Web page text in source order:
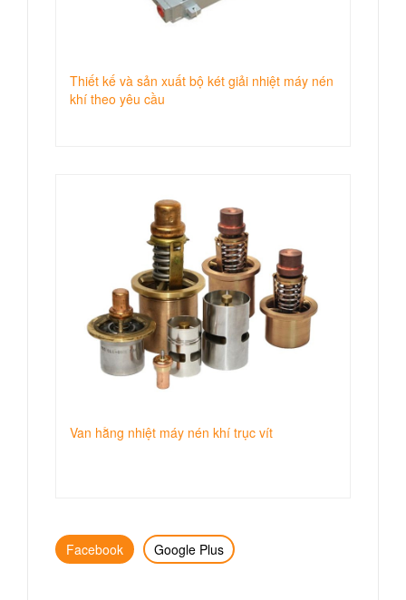
Thiết kế và sản xuất bộ két giải nhiệt máy nén
khí theo yêu cầu
Van hằng nhiệt máy nén khí trục vít
Facebook Google Plus